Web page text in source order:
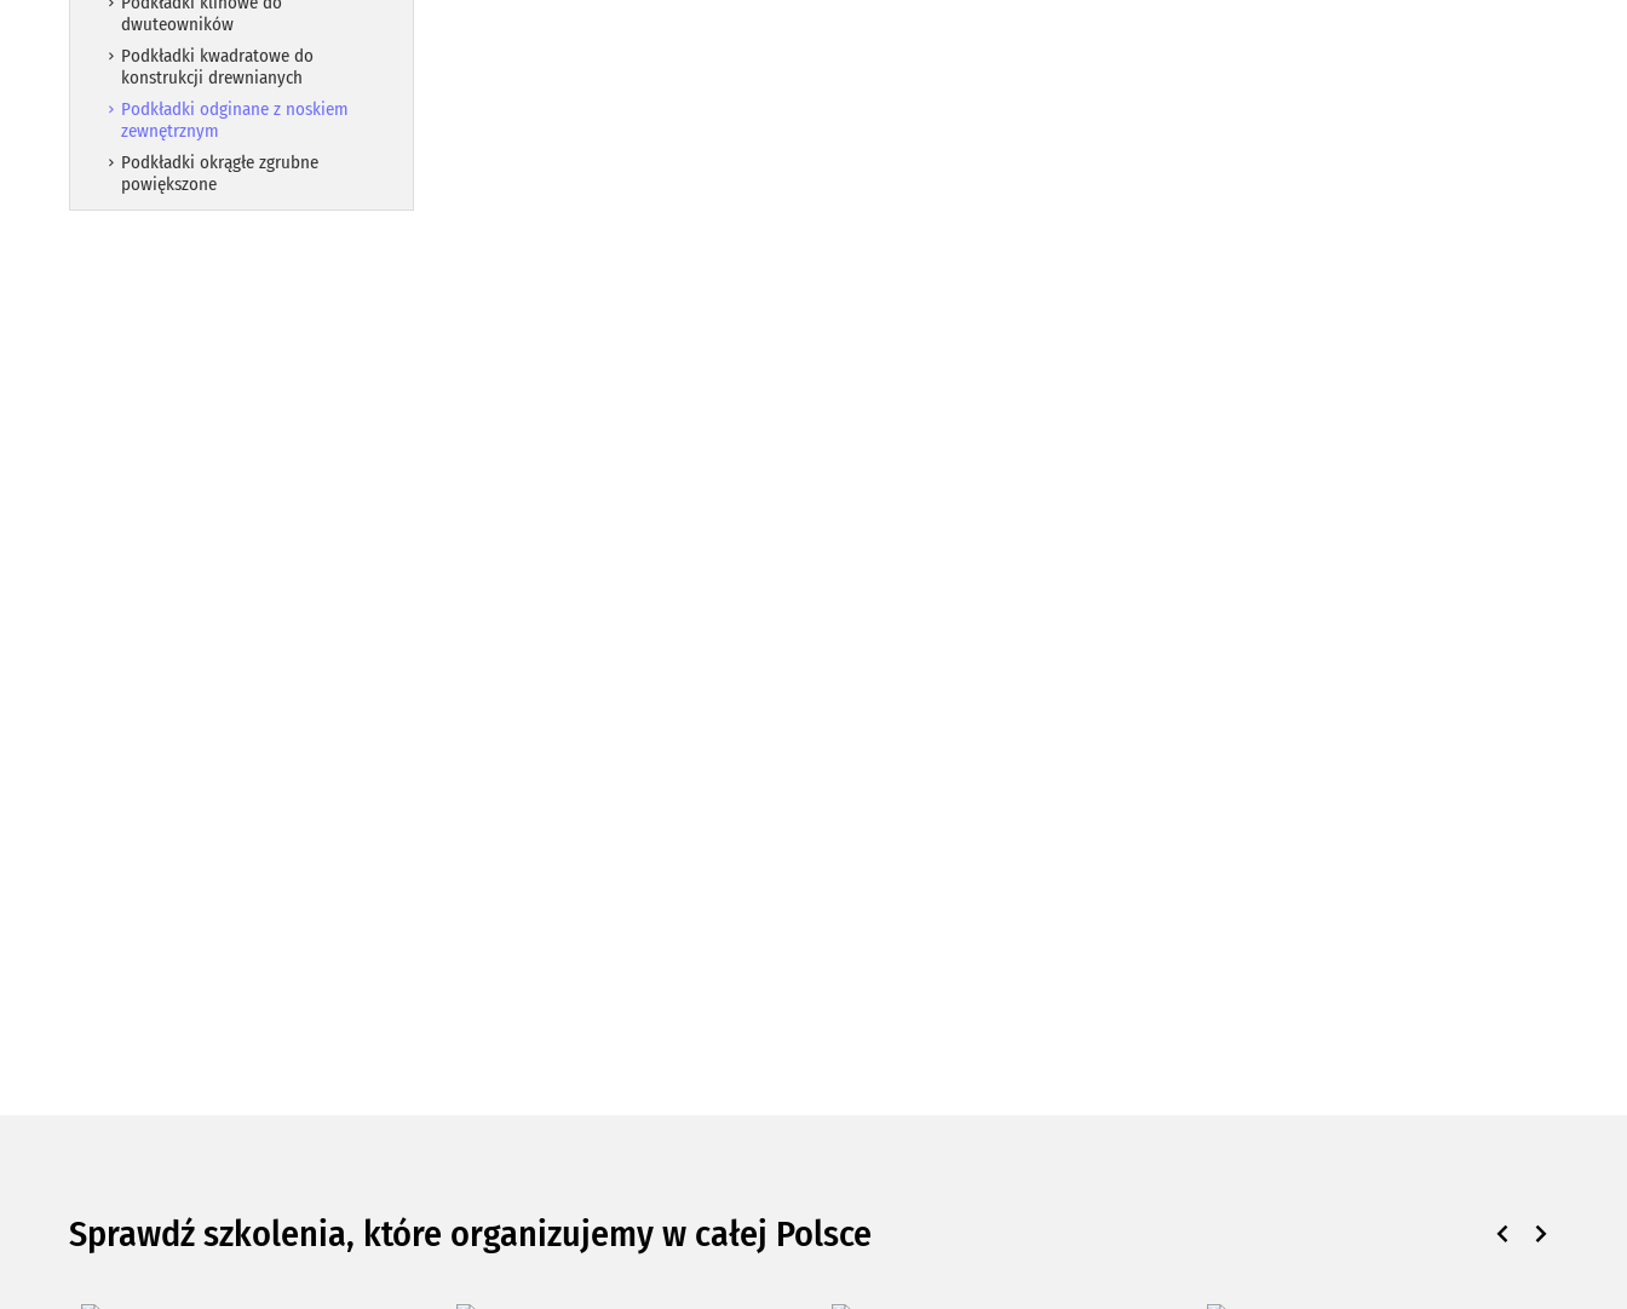
dwuteowników
Podkładki kwadratowe do
konstrukcji drewnianych
Podkładki odginane z noskiem
zewnętrznym
Podkładki okrągłe zgrubne
powiększone
Sprawdź szkolenia, które organizujemy w całej Polsce